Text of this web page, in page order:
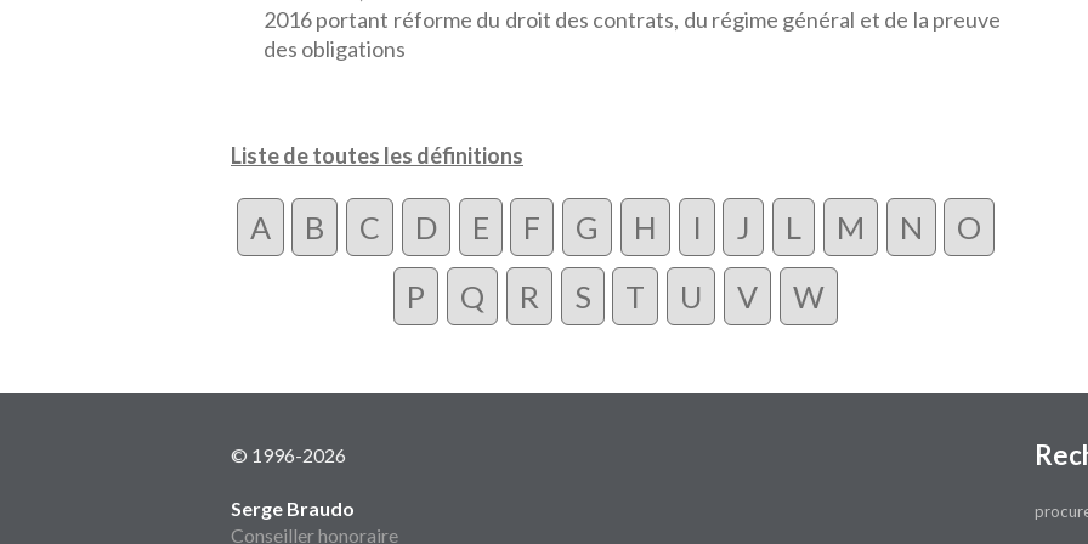
2016 portant réforme du droit des contrats, du régime général et de la preuve
des obligations
Liste de toutes les définitions
A B C D E F G H I J L M N
O
P
Q R S T U V W
© 1996-2026
Serge Braudo
Conseiller honoraire